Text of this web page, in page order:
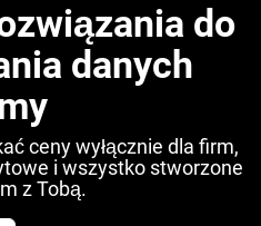
do
danych
ceny wyłącznie dla firm,
i wszystko stworzone
z Tobą.